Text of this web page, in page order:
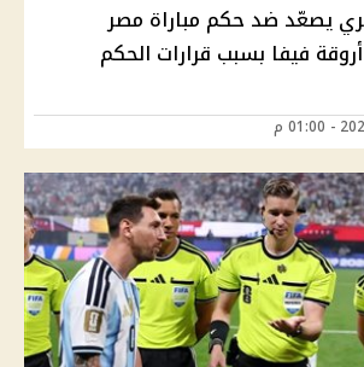
يصعّد ضد حكم مباراة مصر
فيفا بسبب قرارات الحكم